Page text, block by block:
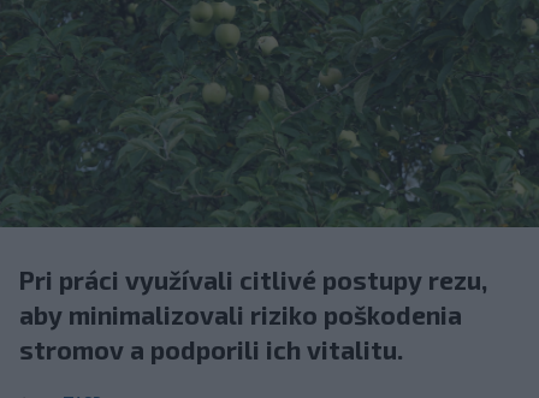
Pri práci využívali citlivé postupy rezu,
aby minimalizovali riziko poškodenia
stromov a podporili ich vitalitu.